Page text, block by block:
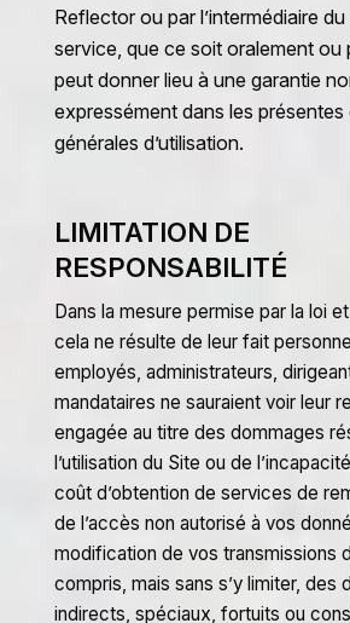
Reflector ou par l’intermédiaire
service, que ce soit oralement ou
peut donner lieu à une garantie
expressément dans les
générales d’utilisation.
LIMITATION DE
RESPONSABILITÉ
Dans la mesure permise par la loi
cela ne résulte de leur fait
employés, administrateurs,
mandataires ne sauraient voir leur
engagée au titre des dommages
l’utilisation du Site ou de
coût d’obtention de services de
de l’accès non autorisé à vos
modification de vos transmissions
compris, mais sans s’y limiter, des
indirects, spéciaux, fortuits ou